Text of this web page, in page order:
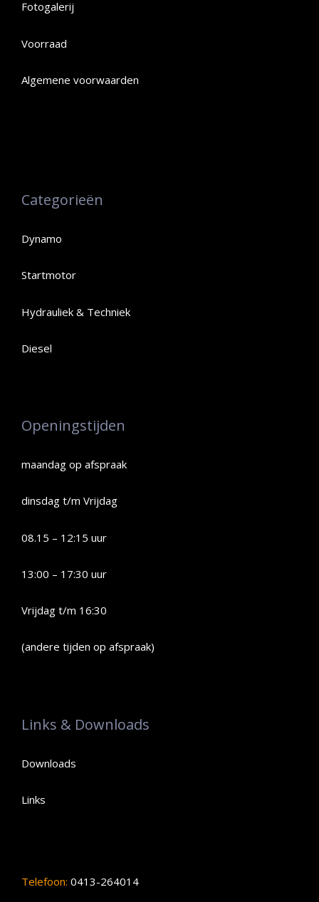
Fotogalerij
Voorraad
Algemene voorwaarden
Categorieën
Dynamo
Startmotor
Hydrauliek & Techniek
Diesel
Openingstijden
maandag op afspraak
dinsdag t/m Vrijdag
08.15 – 12:15 uur
13:00 – 17:30 uur
Vrijdag t/m 16:30
(andere tijden op afspraak)
Links & Downloads
Downloads
Links
Telefoon: 0413-264014